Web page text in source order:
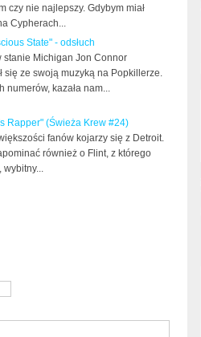
czy nie najlepszy. Gdybym miał
Cypherach...
State" - odsłuch
stanie Michigan Jon Connor
się ze swoją muzyką na Popkillerze.
numerów, kazała nam...
Rapper" (Świeża Krew #24)
fanów kojarzy się z Detroit.
również o Flint, z którego
wybitny...